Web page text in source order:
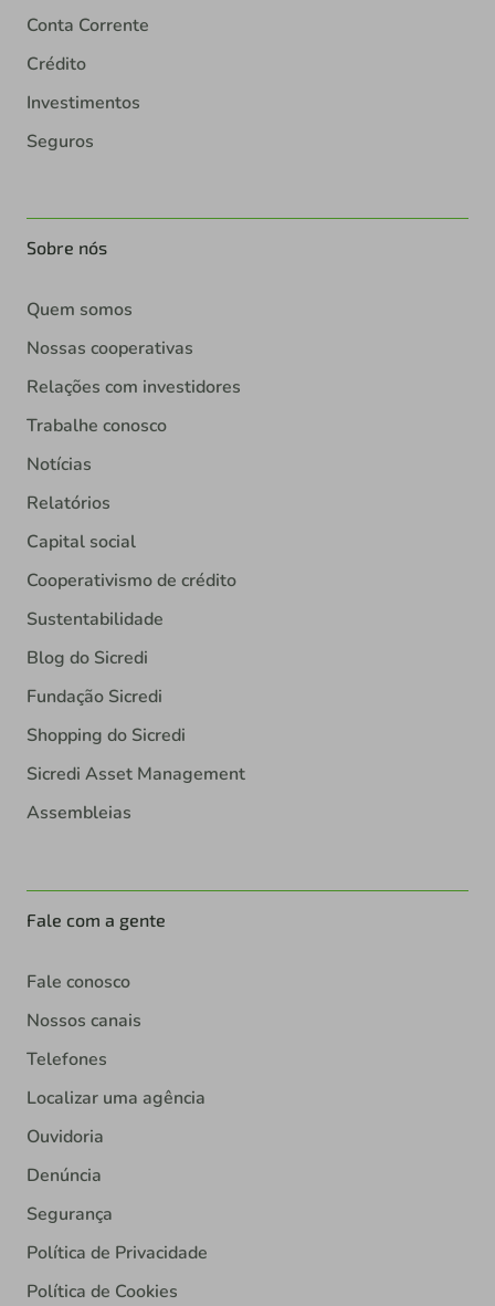
Conta Corrente
Crédito
Investimentos
Seguros
Sobre nós
Quem somos
Nossas cooperativas
Relações com investidores
Trabalhe conosco
Notícias
Relatórios
Capital social
Cooperativismo de crédito
Sustentabilidade
Blog do Sicredi
Fundação Sicredi
Shopping do Sicredi
Sicredi Asset Management
Assembleias
Fale com a gente
Fale conosco
Nossos canais
Telefones
Localizar uma agência
Ouvidoria
Denúncia
Segurança
Política de Privacidade
Política de Cookies